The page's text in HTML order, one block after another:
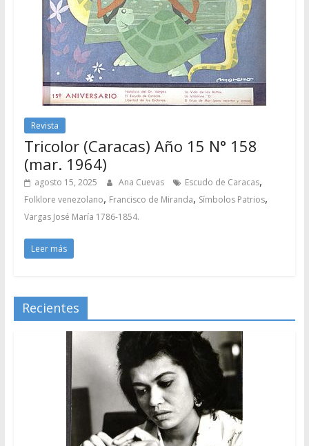
Revista
Tricolor (Caracas) Año 15 N° 158
(mar. 1964)
agosto 15, 2025 Ana Cuevas Escudo de Caracas,
Folklore venezolano, Francisco de Miranda, Símbolos Patrios,
Vargas José María 1786-1854.
Leer más
Recientes